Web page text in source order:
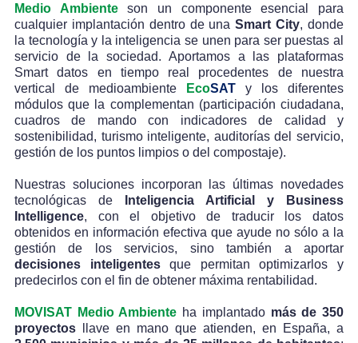
Medio Ambienteson un componente esencial para
cualquier implantación dentro de unaSmart City, donde
la tecnología y la inteligencia se unen para ser puestas al
servicio de la sociedad. Aportamos a las plataformas
Smart datos en tiempo real procedentes de nuestra
vertical de medioambiente
EcoSAT y los diferentes
módulos que la complementan (participación ciudadana,
cuadros de mando con indicadores de calidad y
sostenibilidad, turismo inteligente, auditorías del servicio,
gestión de los puntos limpios o del compostaje).
Nuestras soluciones incorporan las últimas novedades
tecnológicas de
Inteligencia Artificial y Business
Intelligence, con el objetivo de traducir los datos
obtenidos en información efectiva que ayude no sólo a la
gestión de los servicios, sino también a aportar
decisiones inteligentesque permitan optimizarlos y
predecirlos con el fin de obtener máxima rentabilidad.
MOVISAT Medio Ambiente ha implantado más de 350
proyectos llave en mano que atienden, en España, a